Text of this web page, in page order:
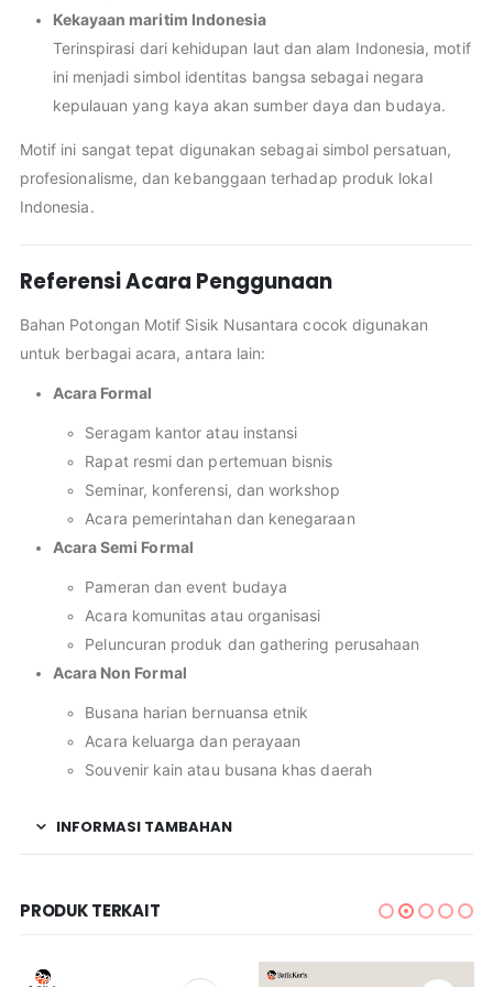
Kekayaan maritim Indonesia
Terinspirasi dari kehidupan laut dan alam Indonesia, motif
ini menjadi simbol identitas bangsa sebagai negara
kepulauan yang kaya akan sumber daya dan budaya.
Motif ini sangat tepat digunakan sebagai simbol persatuan,
profesionalisme, dan kebanggaan terhadap produk lokal
Indonesia.
Referensi Acara Penggunaan
Bahan Potongan Motif Sisik Nusantara cocok digunakan
untuk berbagai acara, antara lain:
Acara Formal
Seragam kantor atau instansi
Rapat resmi dan pertemuan bisnis
Seminar, konferensi, dan workshop
Acara pemerintahan dan kenegaraan
Acara Semi Formal
Pameran dan event budaya
Acara komunitas atau organisasi
Peluncuran produk dan gathering perusahaan
Acara Non Formal
Busana harian bernuansa etnik
Acara keluarga dan perayaan
Souvenir kain atau busana khas daerah
INFORMASI TAMBAHAN
PRODUK TERKAIT